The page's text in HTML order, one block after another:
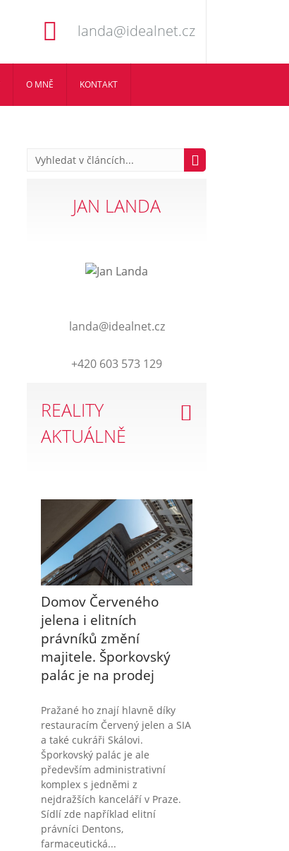
landa@idealnet.cz
O MNĚ KONTAKT
JAN LANDA
landa@idealnet.cz
+420 603 573 129
REALITY
AKTUÁLNĚ
Domov Červeného
jelena i elitních
právníků změní
majitele. Šporkovský
palác je na prodej
Pražané ho znají hlavně díky
restauracím Červený jelen a SIA
a také cukráři Skálovi.
Šporkovský palác je ale
především administrativní
komplex s jedněmi z
nejdražších kanceláří v Praze.
Sídlí zde například elitní
právníci Dentons,
farmaceutická...